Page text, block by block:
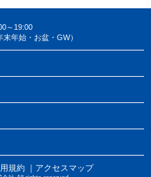
～19:00
年始・お盆・GW）
規約 ｜アクセスマップ